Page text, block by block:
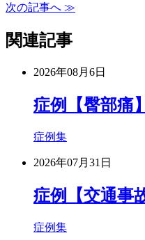
次の記事へ ≫
関連記事
2026年08月6日
症例【臀部痛
症例集
2026年07月31日
症例【交通事
症例集